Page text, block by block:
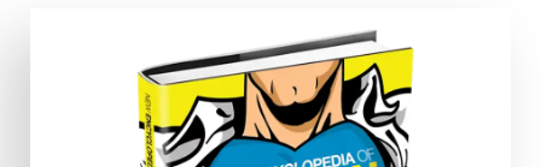
Concursos de designs